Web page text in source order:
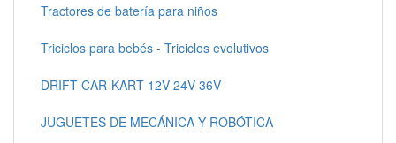
Tractores de batería para niños
Triciclos para bebés - Triciclos evolutivos
DRIFT CAR-KART 12V-24V-36V
JUGUETES DE MECÁNICA Y ROBÓTICA